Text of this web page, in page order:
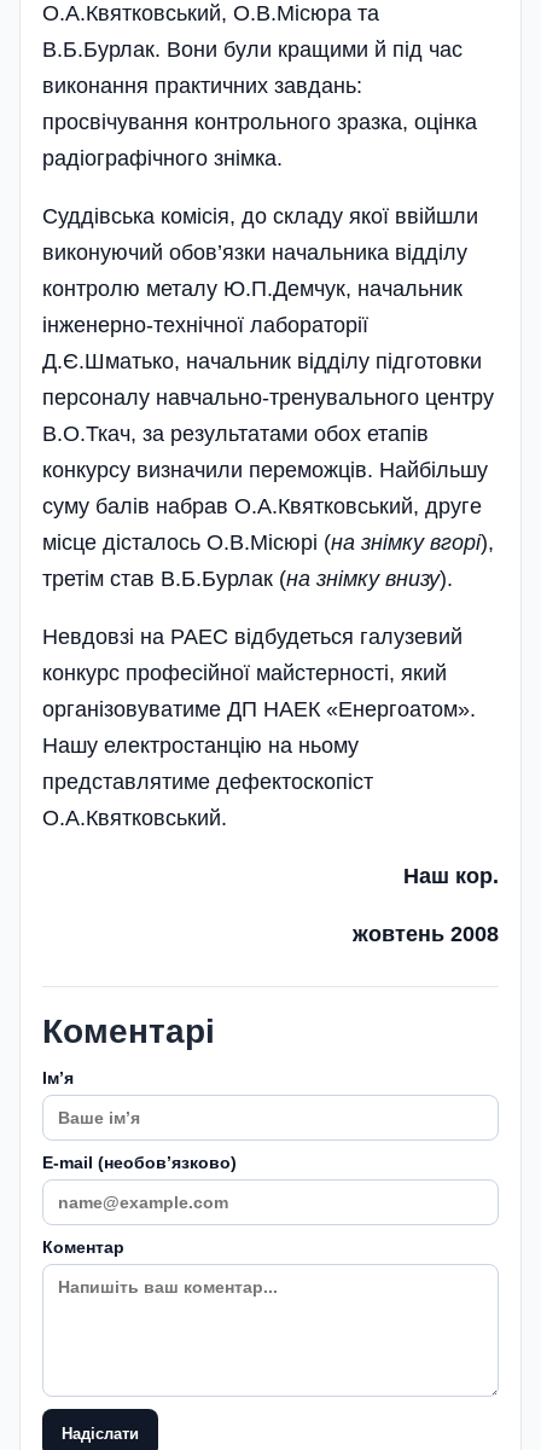
О.А.Квятковський, О.В.Місюра та
В.Б.Бурлак. Вони були кращими й під час
виконання практичних завдань:
просвічування контрольного зразка, оцінка
радіографічного знімка.
Суддівська комісія, до складу якої ввійшли
виконуючий обов’язки начальника відділу
контролю­ металу Ю.П.Демчук, начальник
інженерно-технічної лабораторії
Д.Є.Шматько, началь­ник відділу підготовки
персоналу навчально-тренувального центру
В.О.Ткач, за результатами обох етапів
конкурсу визначили переможців. Найбільшу
суму балів набрав О.А.Квятковський, друге
місце дісталось О.В.Місюрі (на знімку вгорі),
третім став В.Б.Бурлак (на знімку внизу).
Невдовзі на РАЕС відбудеться галузевий
конкурс­ професійної майстерності, який
організовуватиме ДП НАЕК «Енергоатом».
Нашу електростанцію на ньому
представлятиме дефектоскопіст
О.А.Квятковський.
Наш кор.
жовтень 2008
Коментарі
Імʼя
E-mail (необовʼязково)
Коментар
Надіслати